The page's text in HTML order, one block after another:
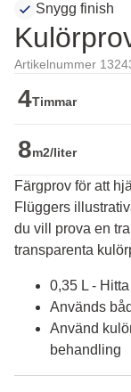
Snygg finish
Artikelnummer
4Timmar
8m2/liter
Färgprov för att
Flüggers
du vill prova en
transparenta
0,35 L -
Används
Använd
behandling